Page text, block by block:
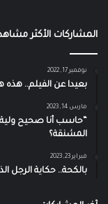
المشاركات الأكثر
نوفمبر 17, 2022
بعيدا عن الفيلم..
مارس 14, 2023
“حاسب أنا صحيح
المشنقة؟
فبراير 23, 2023
بالكحة.. حكاية الرجل